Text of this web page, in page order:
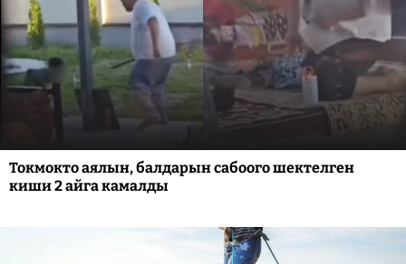
Токмокто аялын, балдарын сабоого шектелген
киши 2 айга камалды